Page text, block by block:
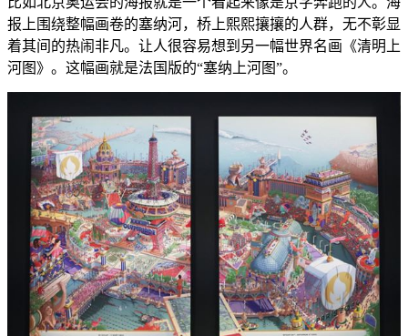
报上围绕整幅画卷的塞纳河，桥上熙熙攘攘的人群，无不彰显
着其间的热闹非凡。让人很容易想到另一幅世界名画《清明上
河图》。这幅画就是法国版的“塞纳上河图”。